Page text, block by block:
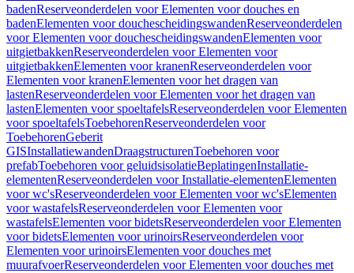
badenReserveonderdelen voor Elementen voor douches en
badenElementen voor douchescheidingswandenReserveonderdelen
voor Elementen voor douchescheidingswandenElementen voor
uitgietbakkenReserveonderdelen voor Elementen voor
uitgietbakkenElementen voor kranenReserveonderdelen voor
Elementen voor kranenElementen voor het dragen van
lastenReserveonderdelen voor Elementen voor het dragen van
lastenElementen voor spoeltafelsReserveonderdelen voor Elementen
voor spoeltafelsToebehorenReserveonderdelen voor
ToebehorenGeberit
GISInstallatiewandenDraagstructurenToebehoren voor
prefabToebehoren voor geluidsisolatieBeplatingenInstallatie-
elementenReserveonderdelen voor Installatie-elementenElementen
voor wc'sReserveonderdelen voor Elementen voor wc'sElementen
voor wastafelsReserveonderdelen voor Elementen voor
wastafelsElementen voor bidetsReserveonderdelen voor Elementen
voor bidetsElementen voor urinoirsReserveonderdelen voor
Elementen voor urinoirsElementen voor douches met
muurafvoerReserveonderdelen voor Elementen voor douches met